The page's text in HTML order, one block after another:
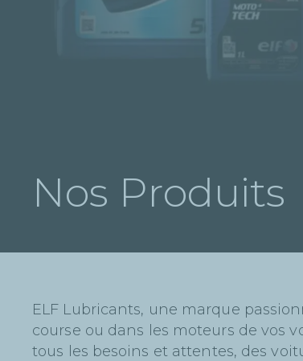
Nos Produits
ELF Lubricants, une marque
course ou dans les moteurs de vos
tous les besoins et attentes, des